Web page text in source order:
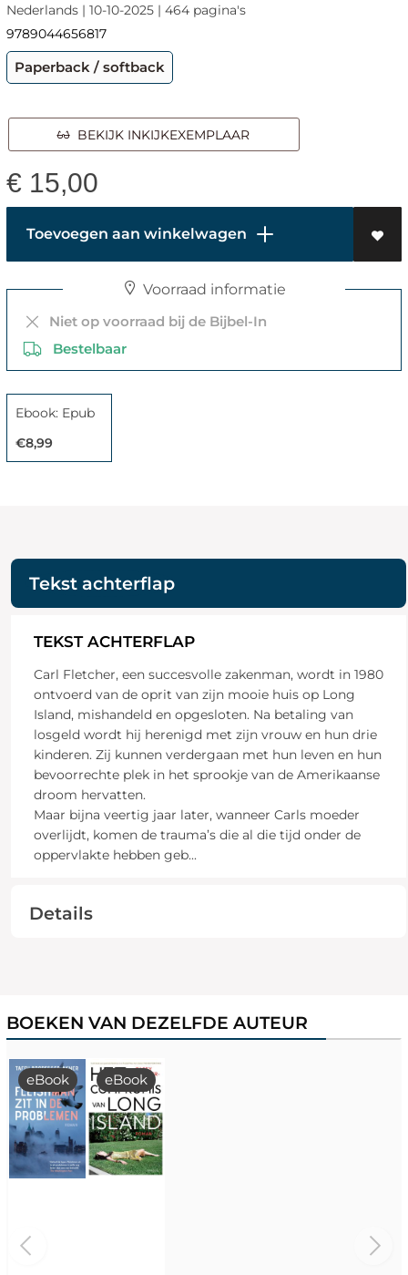
Nederlands | 10-10-2025 | 464 pagina's
9789044656817
Paperback / softback
BEKIJK INKIJKEXEMPLAAR
€ 15,00
Toevoegen aan winkelwagen
Voorraad informatie
Niet op voorraad bij de Bijbel-In
Bestelbaar
Ebook: Epub
€8,99
Tekst achterflap
TEKST ACHTERFLAP
Carl Fletcher, een succesvolle zakenman, wordt in 1980
ontvoerd van de oprit van zijn mooie huis op Long
Island, mishandeld en opgesloten. Na betaling van
losgeld wordt hij herenigd met zijn vrouw en hun drie
kinderen. Zij kunnen verdergaan met hun leven en hun
bevoorrechte plek in het sprookje van de Amerikaanse
droom hervatten.
Maar bijna veertig jaar later, wanneer Carls moeder
overlijdt, komen de trauma’s die al die tijd onder de
oppervlakte hebben geb...
Details
BOEKEN VAN DEZELFDE AUTEUR
eBook eBook